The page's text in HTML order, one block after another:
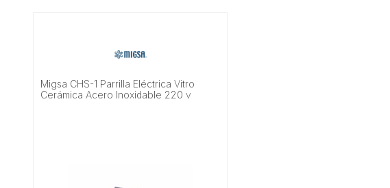
Migsa CHS-1 Parrilla Eléctrica Vitro
Cerámica Acero Inoxidable 220 v